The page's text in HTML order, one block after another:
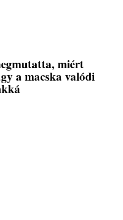
miért
a macska valódi